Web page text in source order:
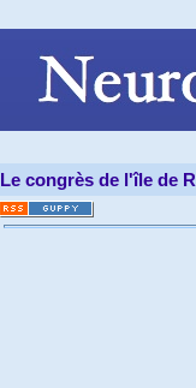
Le congrès de l'île de